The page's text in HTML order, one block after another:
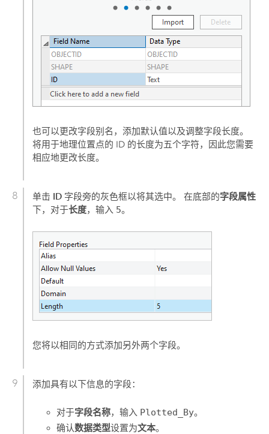
也可以更改字段别名，添加默认值以及调整字段长度。
将用于地理位置点的 ID 的长度为五个字符，因此您需要
相应地更改长度。
单击 ID 字段旁的灰色框以将其选中。 在底部的字段属性
下，对于长度，输入 5。
您将以相同的方式添加另外两个字段。
添加具有以下信息的字段：
对于字段名称，输入 Plotted_By。
确认数据类型设置为文本。